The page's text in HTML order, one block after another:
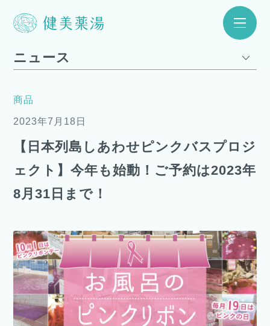
ニュース
商品
2023年7月18日
【日本列島しあわせピンクバスプロジ
ェクト】今年も始動！ご予約は2023年
8月31日まで！